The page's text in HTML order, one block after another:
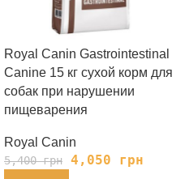
Royal Canin Gastrointestinal
Canine 15 кг сухой корм для
собак при нарушении
пищеварения
Royal Canin
5,400грн 4,050 грн